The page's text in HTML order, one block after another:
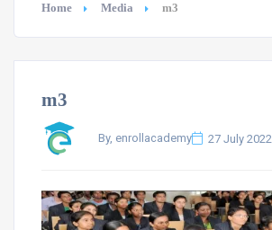
Home Media m3
m3
By, enrollacademy 27 July 2022